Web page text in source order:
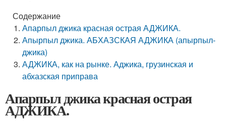
Содержание
Апарпыл джика красная острая АДЖИКА.
Апырпыл джика. АБХАЗСКАЯ АДЖИКА (апырпыл-
джика)
АДЖИКА, как на рынке. Аджика, грузинская и
абхазская приправа
Апарпыл джика красная острая
АДЖИКА.